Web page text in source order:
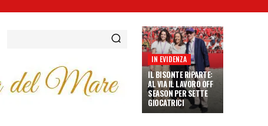
IN EVIDENZA
IL BISONTE RIPARTE:
AL VIA IL LAVORO OFF
SEASON PER SETTE
GIOCATRICI